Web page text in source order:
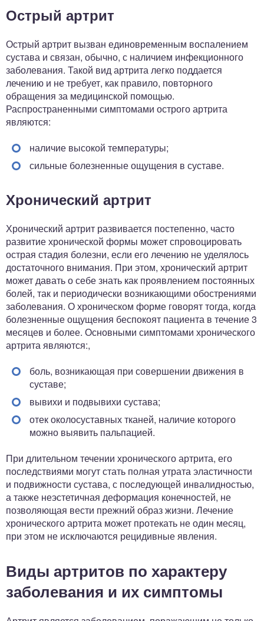
Острый артрит
Острый артрит вызван единовременным воспалением
сустава и связан, обычно, с наличием инфекционного
заболевания. Такой вид артрита легко поддается
лечению и не требует, как правило, повторного
обращения за медицинской помощью.
Распространенными симптомами острого артрита
являются:
наличие высокой температуры;
сильные болезненные ощущения в суставе.
Хронический артрит
Хронический артрит развивается постепенно, часто
развитие хронической формы может спровоцировать
острая стадия болезни, если его лечению не уделялось
достаточного внимания. При этом, хронический артрит
может давать о себе знать как проявлением постоянных
болей, так и периодически возникающими обострениями
заболевания. О хроническом форме говорят тогда, когда
болезненные ощущения беспокоят пациента в течение 3
месяцев и более. Основными симптомами хронического
артрита являются:,
боль, возникающая при совершении движения в
суставе;
вывихи и подвывихи сустава;
отек околосуставных тканей, наличие которого
можно выявить пальпацией.
При длительном течении хронического артрита, его
последствиями могут стать полная утрата эластичности
и подвижности сустава, с последующей инвалидностью,
а также неэстетичная деформация конечностей, не
позволяющая вести прежний образ жизни. Лечение
хронического артрита может протекать не один месяц,
при этом не исключаются рецидивные явления.
Виды артритов по характеру
заболевания и их симптомы